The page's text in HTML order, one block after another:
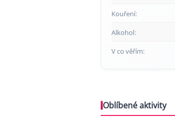
Kouření:
Alkohol:
V co věřím:
Oblíbené aktivity